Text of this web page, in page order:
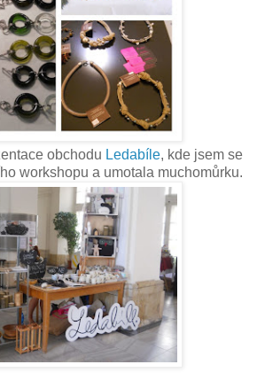
obchodu Ledabíle, kde jsem se
workshopu a umotala muchomůrku.